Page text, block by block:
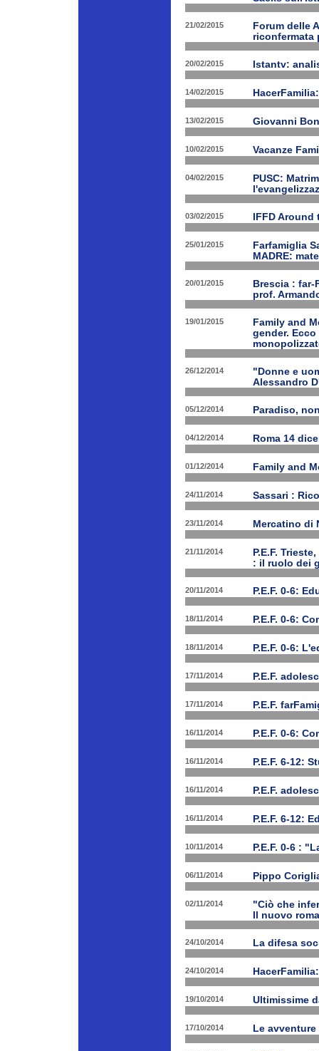
21/02/2015
Forum delle
riconfermata
20/02/2015 Istantv:
14/02/2015
13/02/2015 Giovanni
10/02/2015 Vacanze
04/02/2015
PUSC:
03/02/2015 IFFD
25/01/2015
Farfamiglia
MADRE:
20/01/2015
Brescia :
prof.
19/01/2015
Family and
gender.
26/12/2014
"Donne e
Alessandro
05/12/2014 Paradiso,
04/12/2014 Roma 14
01/12/2014 Family and
24/11/2014 Sassari :
23/11/2014 Mercatino di
21/11/2014
P.E.F.
: il ruolo dei
20/11/2014 P.E.F. 0-6:
18/11/2014 P.E.F. 0-6:
18/11/2014 P.E.F. 0-6:
17/11/2014 P.E.F.
17/11/2014 P.E.F.
16/11/2014 P.E.F. 0-6:
16/11/2014 P.E.F. 6-12:
16/11/2014 P.E.F.
16/11/2014 P.E.F. 6-12:
10/11/2014 P.E.F. 0-6 :
06/11/2014 Pippo
02/11/2014
"Ciò che
Il nuovo
24/10/2014 La difesa
24/10/2014
19/10/2014 Ultimissime
17/10/2014 Le